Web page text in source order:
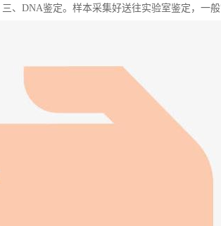
、DNA鉴定。样本采集好送往实验室鉴定，一